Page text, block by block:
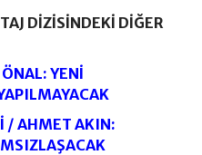
DİZİSİNDEKİ DİĞER
YENİ
/ AHMET AKIN: